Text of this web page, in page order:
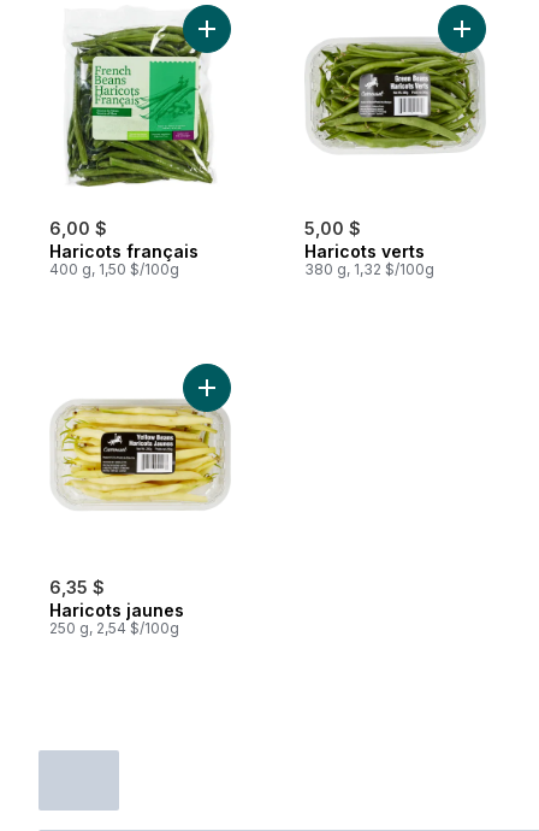
6,00 $
Haricots français
400 g, 1,50 $/100g
Ajouter Haricots français au panier
5,00 $
Haricots verts
380 g, 1,32 $/100g
Ajouter
6,35 $
Haricots jaunes
250 g, 2,54 $/100g
Ajouter Haricots jaunes au panier